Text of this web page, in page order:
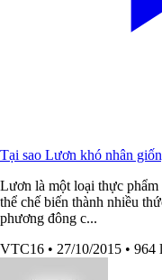
Tại sao Lươn khó nhân
Lươn là một loại thực
thể chế biến thành nhiều
phương đông c...
VTC16 • 27/10/2015 • 964